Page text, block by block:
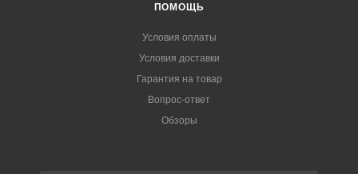
ПОМОЩЬ
Условия оплаты
Условия доставки
Гарантия на товар
Вопрос-ответ
Обзоры